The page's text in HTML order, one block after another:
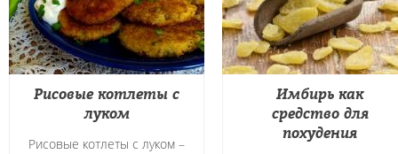
Рисовые котлеты с
луком
Рисовые котлеты с луком –
Имбирь как
средство для
похудения